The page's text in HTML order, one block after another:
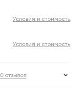
Условия и стоимость
Условия и стоимость
0 отзывов